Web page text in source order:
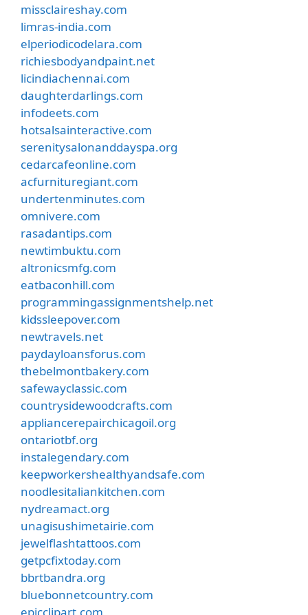
missclaireshay.com
limras-india.com
elperiodicodelara.com
richiesbodyandpaint.net
licindiachennai.com
daughterdarlings.com
infodeets.com
hotsalsainteractive.com
serenitysalonanddayspa.org
cedarcafeonline.com
acfurnituregiant.com
undertenminutes.com
omnivere.com
rasadantips.com
newtimbuktu.com
altronicsmfg.com
eatbaconhill.com
programmingassignmentshelp.net
kidssleepover.com
newtravels.net
paydayloansforus.com
thebelmontbakery.com
safewayclassic.com
countrysidewoodcrafts.com
appliancerepairchicagoil.org
ontariotbf.org
instalegendary.com
keepworkershealthyandsafe.com
noodlesitaliankitchen.com
nydreamact.org
unagisushimetairie.com
jewelflashtattoos.com
getpcfixtoday.com
bbrtbandra.org
bluebonnetcountry.com
epicclipart.com